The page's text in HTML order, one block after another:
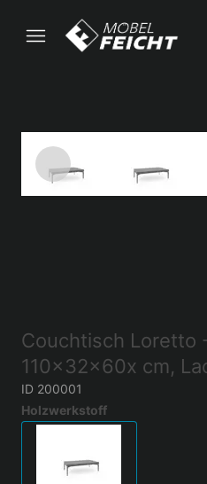
Couchtisch Loretto
110x32x60x cm,
ID 200001
Holzwerkstoff